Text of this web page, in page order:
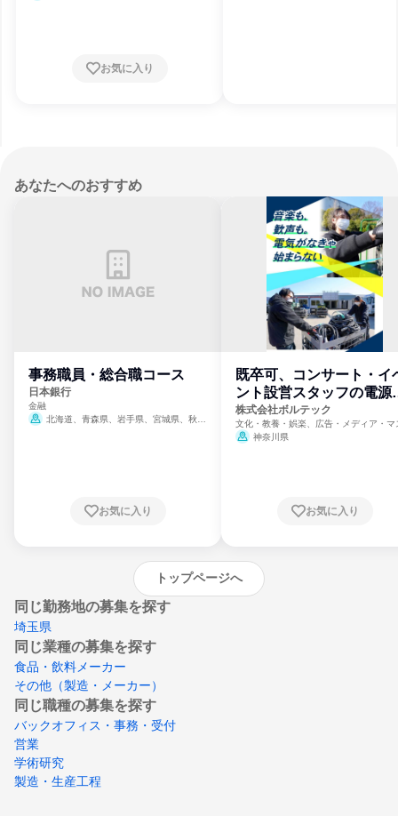
お気に入り
あなたへのおすすめ
事務職員・総合職コース
日本銀行
金融
北海道、青森県、岩手県、宮城県、秋田
崎県、熊本県、大分県、宮崎県、鹿児島県、
お気に入り
既卒可、コンサート・イ
ント設営スタッフの電源
門
株式会社ボルテック
文化・教養・娯楽、広告・メディア・マ
ミ、電力・ガス・水道・エネルギー
神奈川県
お気に入り
トップページへ
同じ勤務地の募集を探す
埼玉県
同じ業種の募集を探す
食品・飲料メーカー
その他（製造・メーカー）
同じ職種の募集を探す
バックオフィス・事務・受付
営業
学術研究
製造・生産工程